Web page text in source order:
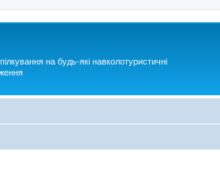
на будь-які навколотуристичні